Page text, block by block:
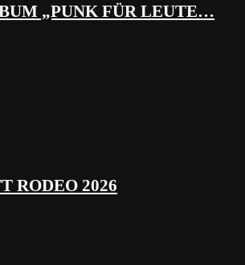
„PUNK FÜR LEUTE…
RODEO 2026